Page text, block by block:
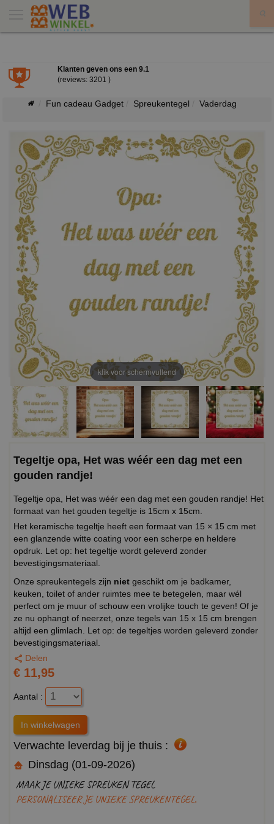
Klanten geven ons een 9.1
(reviews: 3201 )
Fun cadeau Gadget Spreukentegel Vaderdag
klik voor schermvullend
Tegeltje opa, Het was wéér een dag met een
gouden randje!
Tegeltje opa, Het was wéér een dag met een gouden randje! Het
formaat van het gouden tegeltje is 15cm x 15cm.
Het keramische tegeltje heeft een formaat van 15 × 15 cm met
een glanzende witte coating voor een scherpe en heldere
opdruk. Let op: het tegeltje wordt geleverd zonder
bevestigingsmateriaal.
Onze spreukentegels zijn niet geschikt om je badkamer,
keuken, toilet of ander ruimtes mee te betegelen, maar wél
perfect om je muur of schouw een vrolijke touch te geven! Of je
ze nu ophangt of neerzet, onze tegels van 15 x 15 cm brengen
altijd een glimlach. Let op: de tegeltjes worden geleverd zonder
bevestigingsmateriaal.
Delen
€ 11,95
Aantal :
Verwachte leverdag bij je thuis :
Dinsdag (01-09-2026)
MAAK JE UNIEKE SPREUKEN TEGEL
PERSONALISEER JE UNIEKE SPREUKENTEGEL.